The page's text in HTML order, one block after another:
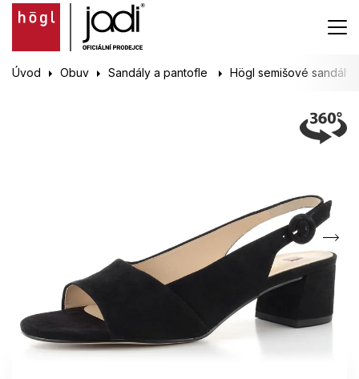
Úvod Obuv Sandály a pantofle Högl semišové sandály